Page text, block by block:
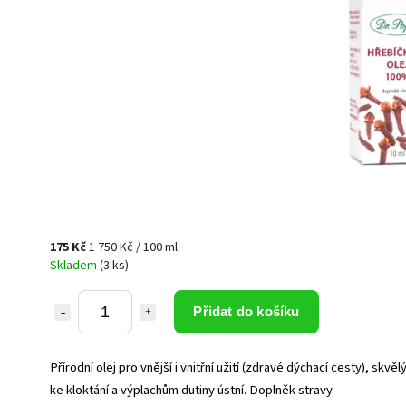
175 Kč1 750 Kč / 100 ml
Skladem (3 ks)
Přidat do košíku
Přírodní olej pro vnější i vnitřní užití (zdravé dýchací cesty), skvělý
ke kloktání a výplachům dutiny ústní. Doplněk stravy.